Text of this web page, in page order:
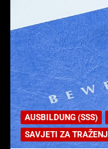
AUSBILDUNG (SSS)
SAVJETI ZA